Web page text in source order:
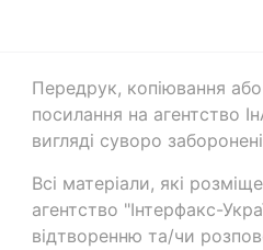
Передрук, копіювання або
посилання на агентство
вигляді суворо
Всі матеріали, які
агентство "Інтерфакс-
відтворенню та/чи